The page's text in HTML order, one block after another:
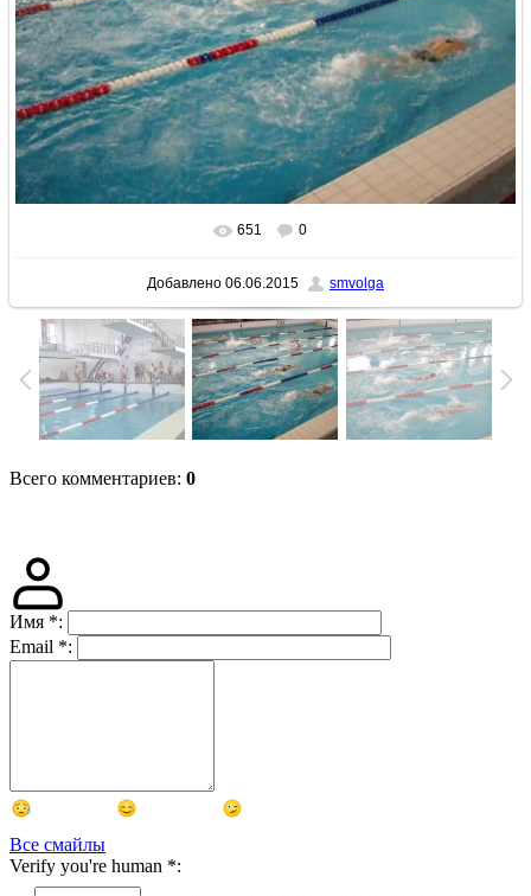
В реальном размере 640x480
651 0
Добавлено 06.06.2015 smvolga
Всего комментариев: 0
Имя *:
Email *:
Все смайлы
Verify you're human *: